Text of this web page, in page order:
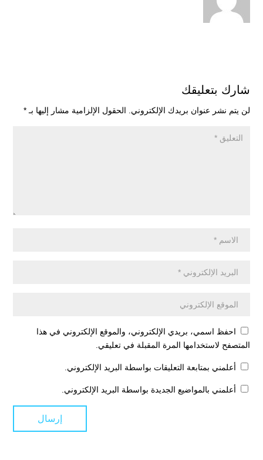
شارك بتعليقك
لن يتم نشر عنوان بريدك الإلكتروني. الحقول الإلزامية مشار إليها بـ *
احفظ اسمي، بريدي الإلكتروني، والموقع الإلكتروني في هذا
المتصفح لاستخدامها المرة المقبلة في تعليقي.
أعلمني بمتابعة التعليقات بواسطة البريد الإلكتروني.
أعلمني بالمواضيع الجديدة بواسطة البريد الإلكتروني.